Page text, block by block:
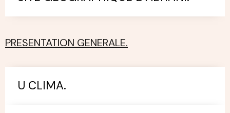
PRESENTATION GENERALE.
U CLIMA.